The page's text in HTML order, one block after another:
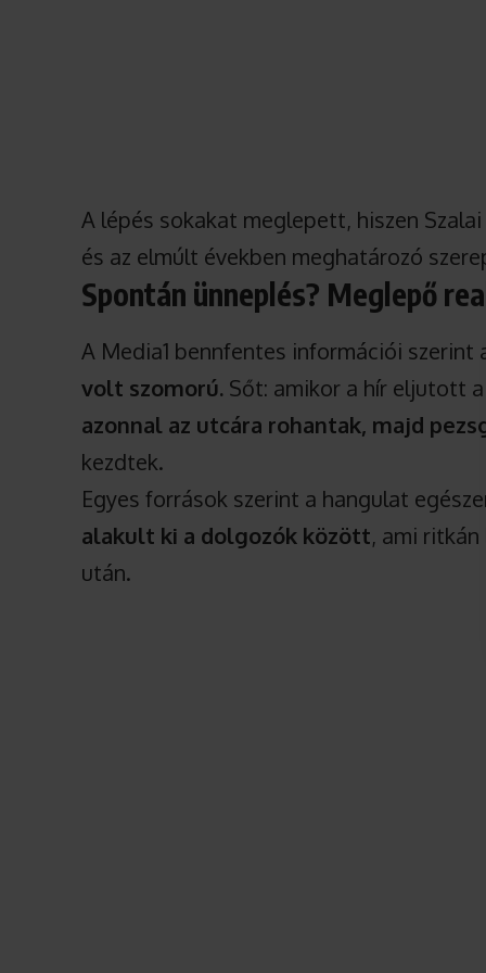
A lépés sokakat meglepett, hiszen
és az elmúlt években meghatározó
Spontán ünneplés? Meglepő
A Media1 bennfentes információi szerint
volt szomorú. Sőt: amikor a hír eljutott
azonnal az utcára rohantak, majd
kezdtek.
Egyes források szerint a hangulat
alakult ki a dolgozók között , ami
után.